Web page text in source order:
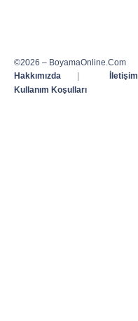
©2026 – BoyamaOnline.Com
Hakkımızda
| İletişim
Kullanım Koşulları